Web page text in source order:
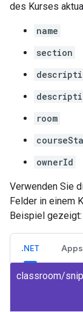
des Kurses
name
section
room
ownerId
Verwenden Sie
Felder in einem
Beispiel gezeigt:
.NET